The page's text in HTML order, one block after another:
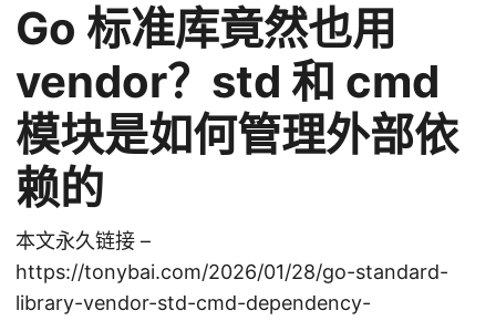
Go 标准库竟然也用
vendor？std 和 cmd
模块是如何管理外部依
赖的
本文永久链接 –
https://tonybai.com/2026/01/28/go-standard-
library-vendor-std-cmd-dependency-